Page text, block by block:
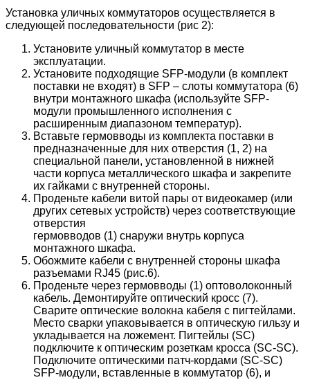
Установка уличных коммутаторов осуществляется в
следующей последовательности (рис 2):
Установите уличный коммутатор в месте
эксплуатации.
Установите подходящие SFP-модули (в комплект
поставки не входят) в SFP – слоты коммутатора (6)
внутри монтажного шкафа (используйте SFP-
модули промышленного исполнения с
расширенным диапазоном температур).
Вставьте гермовводы из комплекта поставки в
предназначенные для них отверстия (1, 2) на
специальной панели, установленной в нижней
части корпуса металлического шкафа и закрепите
их гайками с внутренней стороны.
Проденьте кабели витой пары от видеокамер (или
других сетевых устройств) через соответствующие
отверстия
гермовводов (1) снаружи внутрь корпуса
монтажного шкафа.
Обожмите кабели с внутренней стороны шкафа
разъемами RJ45 (рис.6).
Проденьте через гермовводы (1) оптоволоконный
кабель. Демонтируйте оптический кросс (7).
Сварите оптические волокна кабеля с пигтейлами.
Место сварки упаковывается в оптическую гильзу и
укладывается на ложемент. Пигтейлы (SC)
подключите к оптическим розеткам кросса (SC-SC).
Подключите оптическими патч-кордами (SC-SC)
SFP-модули, вставленные в коммутатор (6), и